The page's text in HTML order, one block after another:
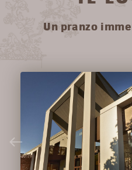
Un pranzo